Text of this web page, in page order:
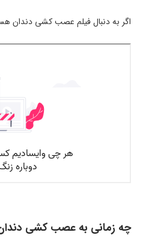
اگر به دنبال فیلم عصب کشی دندان
چه زمانی به عصب کشی دندان